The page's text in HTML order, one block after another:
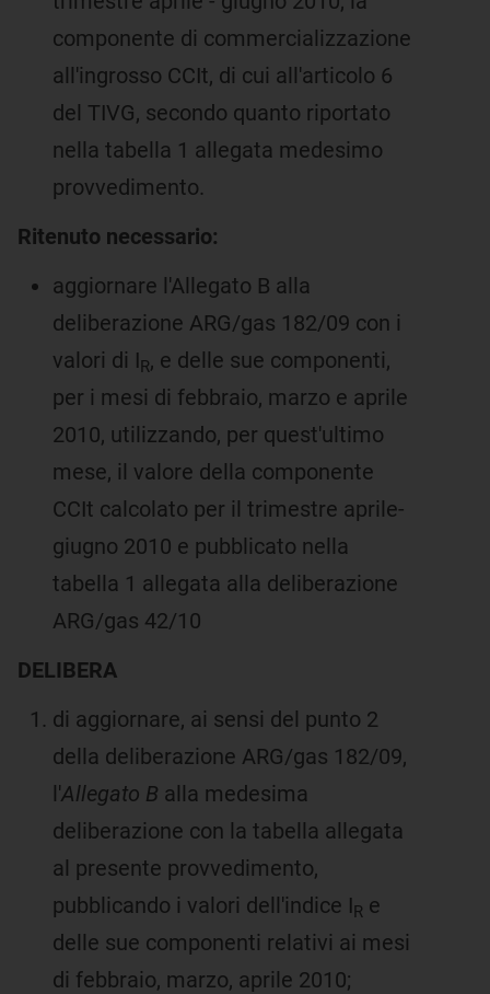
componente di commercializzazione
all'ingrosso CCIt, di cui all'articolo 6
del TIVG, secondo quanto riportato
nella tabella 1 allegata medesimo
provvedimento.
Ritenuto necessario:
aggiornare l'Allegato B alla
deliberazione ARG/gas 182/09 con i
valori di IR, e delle sue componenti,
per i mesi di febbraio, marzo e aprile
2010, utilizzando, per quest'ultimo
mese, il valore della componente
CCIt calcolato per il trimestre aprile-
giugno 2010 e pubblicato nella
tabella 1 allegata alla deliberazione
ARG/gas 42/10
DELIBERA
di aggiornare, ai sensi del punto 2
della deliberazione ARG/gas 182/09,
l'Allegato B alla medesima
deliberazione con la tabella allegata
al presente provvedimento,
pubblicando i valori dell'indice IR e
delle sue componenti relativi ai mesi
di febbraio, marzo, aprile 2010;